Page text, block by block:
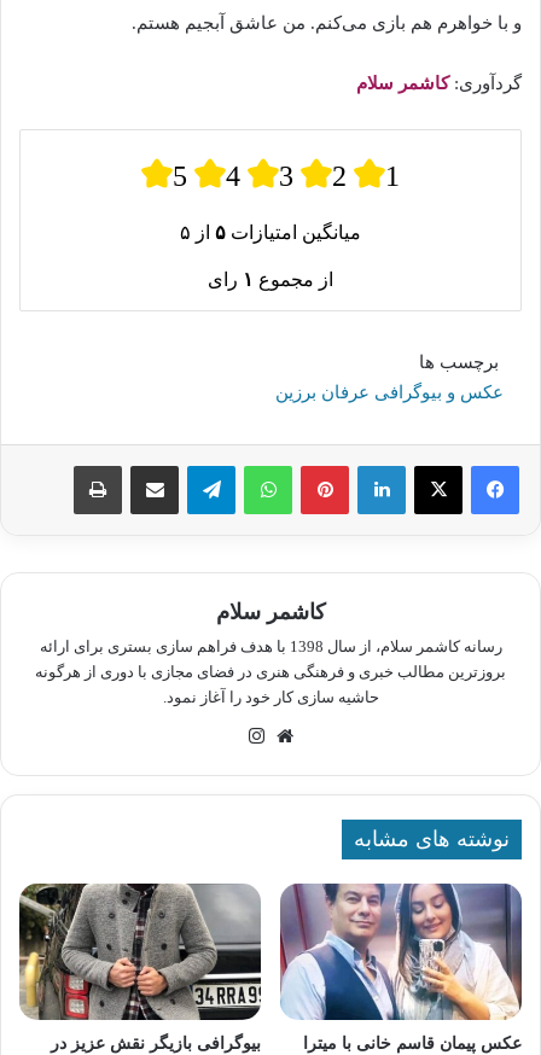
و با خواهرم هم بازی می‌کنم. من عاشق آبجیم هستم.
گردآوری:کاشمر سلام
5 4 3 2 1
میانگین امتیازات ۵ از ۵
از مجموع ۱ رای
برچسب ها
عکس و بیوگرافی عرفان برزین
لینکدین پینترستواتس آپ تلگرام اشتراک گذاری از طریق ایمیل چاپ
کاشمر سلام
رسانه کاشمر سلام، از سال 1398 با هدف فراهم سازی بستری برای ارائه
بروزترین مطالب خبری و فرهنگی هنری در فضای مجازی با دوری از هرگونه
حاشیه سازی کار خود را آغاز نمود.
وبسایت
نوشته های مشابه
عکس پیمان قاسم خانی با میترا
بیوگرافی بازیگر نقش عزیز در